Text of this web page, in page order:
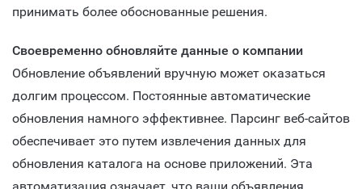
принимать более обоснованные решения.
Своевременно обновляйте данные о компании
Обновление объявлений вручную может оказаться
долгим процессом. Постоянные автоматические
обновления намного эффективнее. Парсинг веб-сайтов
обеспечивает это путем извлечения данных для
обновления каталога на основе приложений. Эта